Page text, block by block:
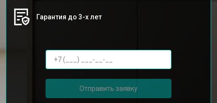
Гарантия до 3-х лет
Отправить заявку